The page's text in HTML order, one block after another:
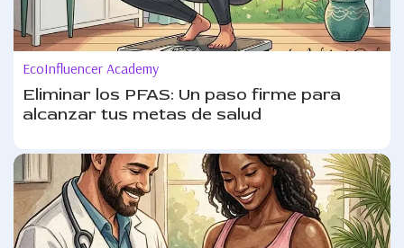
EcoInfluencer Academy
Eliminar los PFAS: Un paso firme para
alcanzar tus metas de salud